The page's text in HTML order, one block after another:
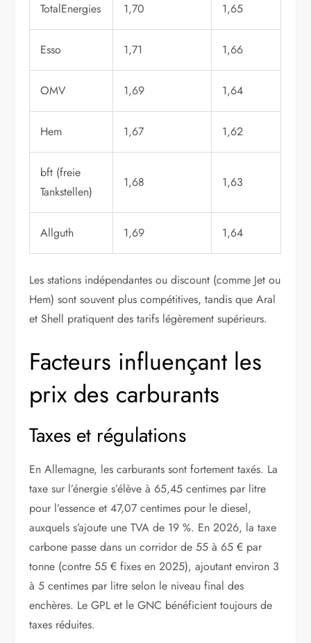
TotalEnergies 1,70 1,65
Esso 1,71 1,66
OMV 1,69 1,64
Hem 1,67 1,62
bft (freie
Tankstellen)
1,68 1,63
Allguth 1,69 1,64
Les stations indépendantes ou discount (comme Jet ou
Hem) sont souvent plus compétitives, tandis que Aral
et Shell pratiquent des tarifs légèrement supérieurs.
Facteurs influençant les
prix des carburants
Taxes et régulations
En Allemagne, les carburants sont fortement taxés. La
taxe sur l’énergie s’élève à 65,45 centimes par litre
pour l’essence et 47,07 centimes pour le diesel,
auxquels s’ajoute une TVA de 19 %. En 2026, la taxe
carbone passe dans un corridor de 55 à 65 € par
tonne (contre 55 € fixes en 2025), ajoutant environ 3
à 5 centimes par litre selon le niveau final des
enchères. Le GPL et le GNC bénéficient toujours de
taxes réduites.